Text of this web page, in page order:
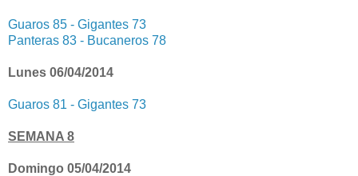
Guaros 85 - Gigantes 73
Panteras 83 - Bucaneros 78
Lunes 06/04/2014
Guaros 81 - Gigantes 73
SEMANA 8
Domingo 05/04/2014